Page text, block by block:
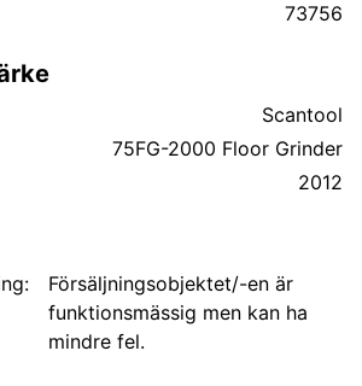
73756
Scantool
75FG-2000 Floor Grinder
2012
Försäljningsobjektet/-en är
funktionsmässig men kan ha
mindre fel.